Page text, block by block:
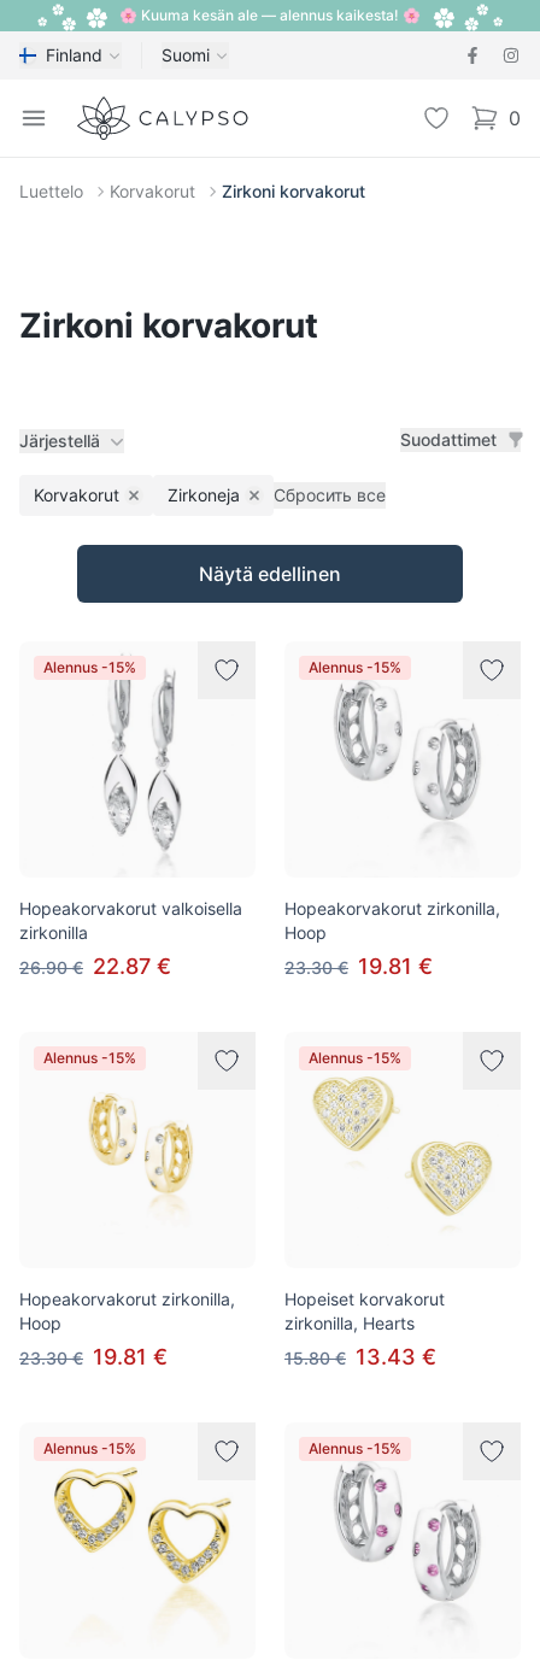
🌸 Kuuma kesän ale — alennus kaikesta! 🌸
Finland Suomi
Open menu
Calypso Toivelista 0
items
Luettelo Korvakorut Zirkoni korvakorut
Zirkoni korvakorut
Järjestellä Suodattimet
Korvakorut Remove filter
Zirkoneja Remove filter
Сбросить все
Tuotteet
Näytä edellinen
Alennus -15%
Hopeakorvakorut valkoisella
zirkonilla
26.90 € 22.87 €
Alennus -15%
Hopeakorvakorut zirkonilla,
Hoop
23.30 € 19.81 €
Alennus -15%
Hopeakorvakorut zirkonilla,
Hoop
23.30 € 19.81 €
Alennus -15%
Hopeiset korvakorut
zirkonilla, Hearts
15.80 € 13.43 €
Alennus -15% Alennus -15%